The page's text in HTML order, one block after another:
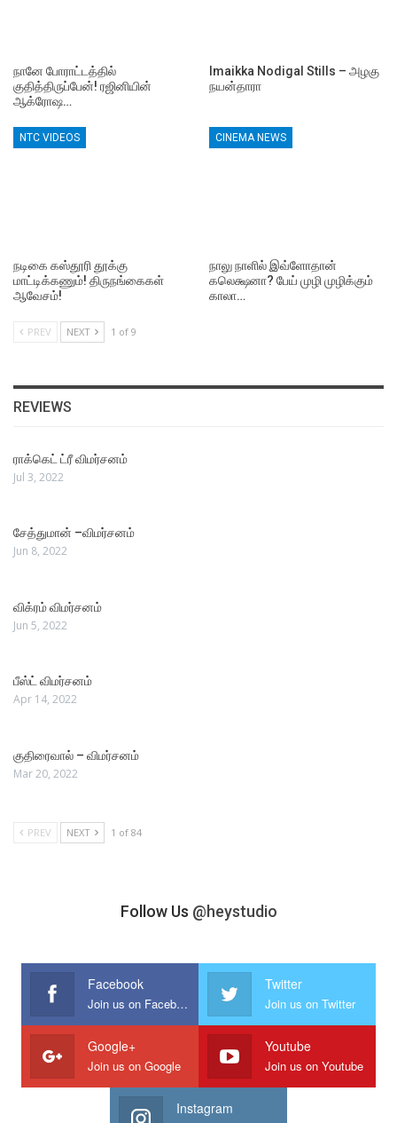
நானே போராட்டத்தில்
குதித்திருப்பேன்! ரஜினியின்
ஆக்ரோஷ…
Imaikka Nodigal Stills – அழகு
நயன்தாரா
NTC VIDEOS
நடிகை கஸ்தூரி தூக்கு
மாட்டிக்கணும்! திருநங்கைகள்
ஆவேசம்!
CINEMA NEWS
நாலு நாளில் இவ்ளோதான்
கலெக்ஷனா? பேய் முழி முழிக்கும்
காலா…
PREV NEXT 1 of 9
REVIEWS
ராக்கெட் ட்ரீ விமர்சனம்
Jul 3, 2022
சேத்துமான் –விமர்சனம்
Jun 8, 2022
விக்ரம் விமர்சனம்
Jun 5, 2022
பீஸ்ட் விமர்சனம்
Apr 14, 2022
குதிரைவால் – விமர்சனம்
Mar 20, 2022
PREV NEXT 1 of 84
Follow Us @heystudio
Facebook
Join us on Facebook
Twitter
Join us on Twitter
Google+
Join us on Google
Youtube
Join us on Youtube
Instagram